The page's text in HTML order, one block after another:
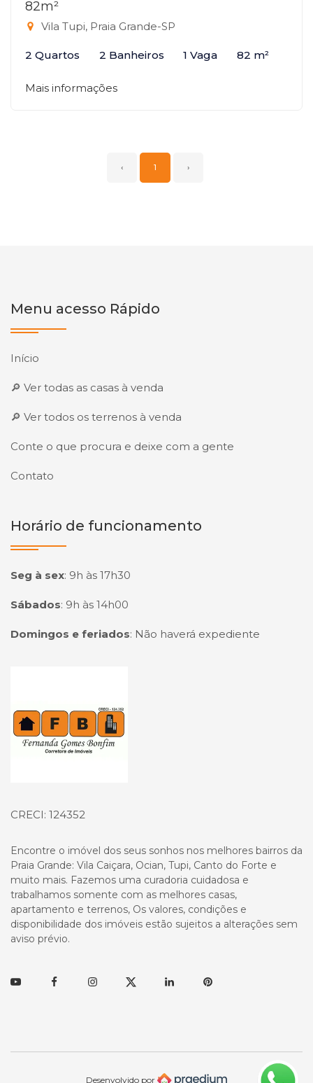
82m²
Vila Tupi, Praia Grande-SP
2 Quartos 2 Banheiros 1 Vaga 82 m²
Mais informações
‹ 1 ›
Menu acesso Rápido
Início
🔎 Ver todas as casas à venda
🔎 Ver todos os terrenos à venda
Conte o que procura e deixe com a gente
Contato
Horário de funcionamento
Seg à sex: 9h às 17h30
Sábados: 9h às 14h00
Domingos e feriados: Não haverá expediente
CRECI: 124352
Encontre o imóvel dos seus sonhos nos melhores bairros da
Praia Grande: Vila Caiçara, Ocian, Tupi, Canto do Forte e
muito mais. Fazemos uma curadoria cuidadosa e
trabalhamos somente com as melhores casas,
apartamento e terrenos, Os valores, condições e
disponibilidade dos imóveis estão sujeitos a alterações sem
aviso prévio.
YoutubeFacebookInstagramTwitter LinkedinPinterest
Desenvolvido por